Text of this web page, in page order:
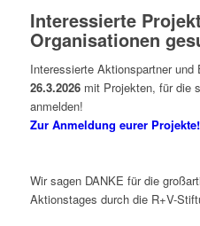
Interessierte
Organisationen
Interessierte Aktionspartner
26.3.2026mit Projekten, für die
anmelden!
Zur Anmeldung eurer Projekte!
Wir sagen DANKE für die
Aktionstages durch die R+V-